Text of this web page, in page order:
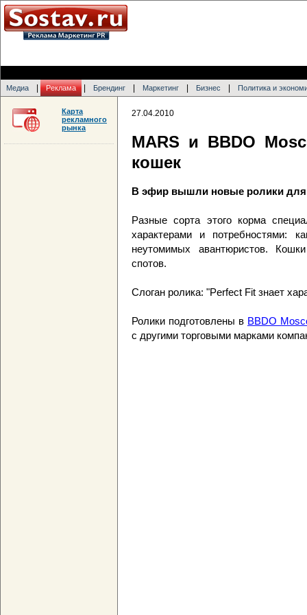
Медиа Реклама Брендинг Маркетинг Бизнес Политика и
27.04.2010
MARS и BBDO
кошек
В эфир вышли новые ролики для
Разные сорта этого корма
характерами и потребностями:
неутомимых авантюристов.
спотов.
Слоган ролика: "Perfect Fit знает
Ролики подготовлены в BBDO
с другими торговыми марками
Карта
рекламного
рынка